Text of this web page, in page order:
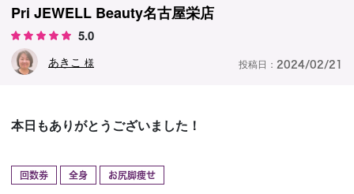
アンケート
Pri JEWELL Beauty名古屋栄店
5.0
あきこ 様 投稿日： 2024/02/21
本日もありがとうございました！
回数券 全身 お尻脚痩せ